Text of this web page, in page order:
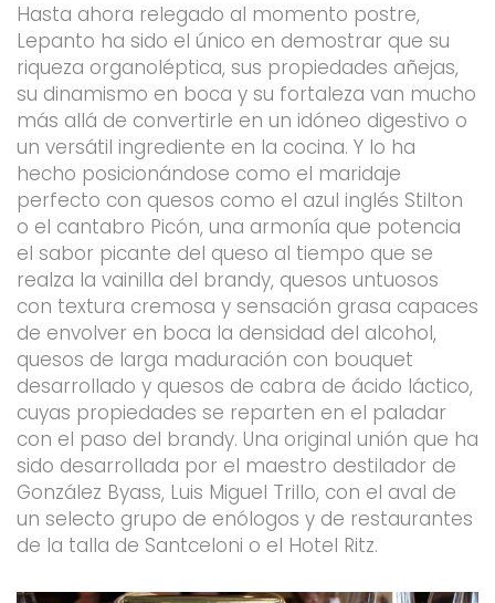
Hasta ahora relegado al momento postre,
Lepanto ha sido el único en demostrar que su
riqueza organoléptica, sus propiedades añejas,
su dinamismo en boca y su fortaleza van mucho
más allá de convertirle en un idóneo digestivo o
un versátil ingrediente en la cocina. Y lo ha
hecho posicionándose como el maridaje
perfecto con quesos como el azul inglés Stilton
o el cantabro Picón, una armonía que potencia
el sabor picante del queso al tiempo que se
realza la vainilla del brandy, quesos untuosos
con textura cremosa y sensación grasa capaces
de envolver en boca la densidad del alcohol,
quesos de larga maduración con bouquet
desarrollado y quesos de cabra de ácido láctico,
cuyas propiedades se reparten en el paladar
con el paso del brandy. Una original unión que ha
sido desarrollada por el maestro destilador de
González Byass, Luis Miguel Trillo, con el aval de
un selecto grupo de enólogos y de restaurantes
de la talla de Santceloni o el Hotel Ritz.